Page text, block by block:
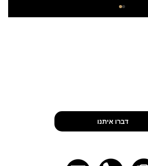
דברו איתנו